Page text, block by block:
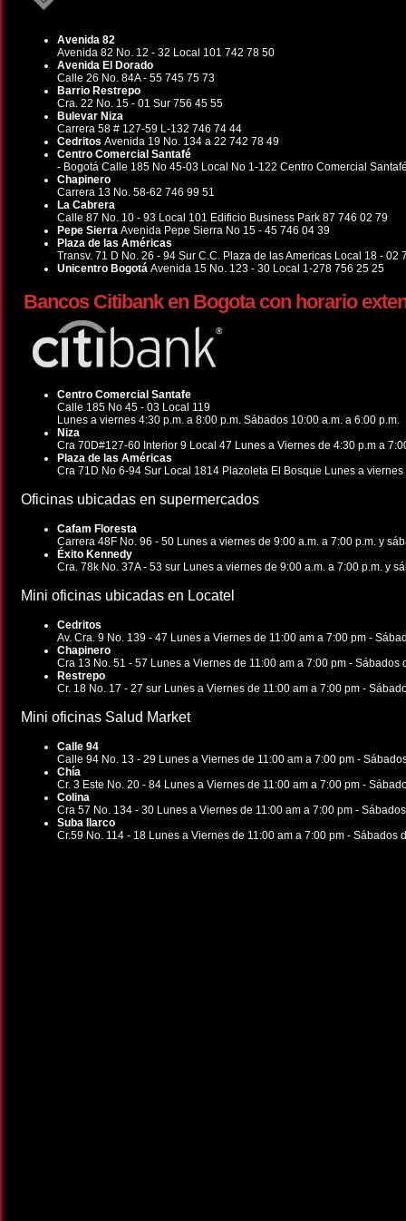
Avenida 82
Avenida 82 No. 12 - 32 Local 101 742 78 50
Avenida El Dorado
Calle 26 No. 84A - 55 745 75 73
Barrio Restrepo
Cra. 22 No. 15 - 01 Sur 756 45 55
Bulevar Niza
Carrera 58 # 127-59 L-132 746 74 44
Cedritos Avenida 19 No. 134 a 22 742 78 49
Centro Comercial Santafé
- Bogotá Calle 185 No 45-03 Local No 1-122 Centro Comercial
Chapinero
Carrera 13 No. 58-62 746 99 51
La Cabrera
Calle 87 No. 10 - 93 Local 101 Edificio Business Park 87 746 02 79
Pepe Sierra Avenida Pepe Sierra No 15 - 45 746 04 39
Plaza de las Américas
Transv. 71 D No. 26 - 94 Sur C.C. Plaza de las Americas Local 18 - 02
Unicentro Bogotá Avenida 15 No. 123 - 30 Local 1-278 756 25 25
Bancos Citibank en Bogota con horario
Centro Comercial Santafe
Calle 185 No 45 - 03 Local 119
Lunes a viernes 4:30 p.m. a 8:00 p.m. Sábados 10:00 a.m. a 6:00 p.m.
Niza
Cra 70D#127-60 Interior 9 Local 47 Lunes a Viernes de 4:30 p.m a
Plaza de las Américas
Cra 71D No 6-94 Sur Local 1814 Plazoleta El Bosque Lunes a viernes
Oficinas ubicadas en supermercados
Cafam Floresta
Carrera 48F No. 96 - 50 Lunes a viernes de 9:00 a.m. a 7:00 p.m. y
Éxito Kennedy
Cra. 78k No. 37A - 53 sur Lunes a viernes de 9:00 a.m. a 7:00 p.m. y
Mini oficinas ubicadas en Locatel
Cedritos
Av. Cra. 9 No. 139 - 47 Lunes a Viernes de 11:00 am a 7:00 pm -
Chapinero
Cra 13 No. 51 - 57 Lunes a Viernes de 11:00 am a 7:00 pm - Sábados
Restrepo
Cr. 18 No. 17 - 27 sur Lunes a Viernes de 11:00 am a 7:00 pm -
Mini oficinas Salud Market
Calle 94
Calle 94 No. 13 - 29 Lunes a Viernes de 11:00 am a 7:00 pm -
Chía
Cr. 3 Este No. 20 - 84 Lunes a Viernes de 11:00 am a 7:00 pm -
Colina
Cra 57 No. 134 - 30 Lunes a Viernes de 11:00 am a 7:00 pm -
Suba Ilarco
Cr.59 No. 114 - 18 Lunes a Viernes de 11:00 am a 7:00 pm - Sábados